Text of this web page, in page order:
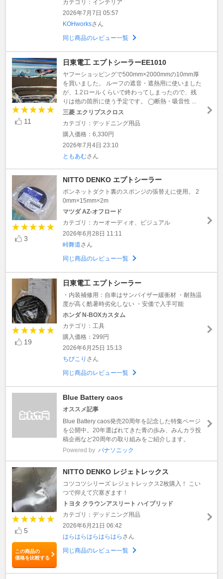
カテゴリ：インテリア
2026年7月7日 05:57
KOHworksさん
同じ商品のレビュー一覧
11
日東電工 エプトシーラーEE1010
ヤフーショッピングで500mm×2000mmの10mm厚
を買いました。 ルーフの遮音・遮熱用に使いました
が、1.2ロールくらいで終わってしまったので、残
りは他の箇所に使う予定です。 ◯断熱・吸音性 ...
三菱 エクリプスクロス
カテゴリ：デッドニング用品
購入価格：6,330円
2026年7月4日 23:10
ともあむさん
3
NITTO DENKO エプトシーラー
ボンネットダクト裏のスポンジの張替えに使用。 2
0mm×15mm×2m
マツダ AZ-オフロード
カテゴリ：カーオーディオ、ビジュアル
2026年6月28日 11:11
峠舞道さん
同じ商品のレビュー一覧
19
日東電工 エプトシーラー
・内装補修用：自車はサンバイザー緩衝材 ・耐熱温
度が高く酷暑時劣化しない ・安価で入手可能
ホンダ N-BOXカスタム
カテゴリ：工具
購入価格：299円
2026年6月25日 15:13
ちびこり さん
同じ商品のレビュー一覧
Blue Battery caos
オススメ記事
Blue Battery caos発売20周年を記念した特集ページ
を公開中。20年選ばれてきた青の歩み、みんカラ投
稿企画など20周年の取り組みをご紹介します。
Powered by パナソニック
5
この商品の
価格を比較する
NITTO DENKO レジェトレックス
コツコツシリーズ レジェトレックス2枚購入！ こい
つで抑えて穴塞ぎます！
トヨタ クラウンアスリート ハイブリッド
カテゴリ：デッドニング用品
2026年6月21日 06:42
はらはらはらはらはら さん
同じ商品のレビュー一覧